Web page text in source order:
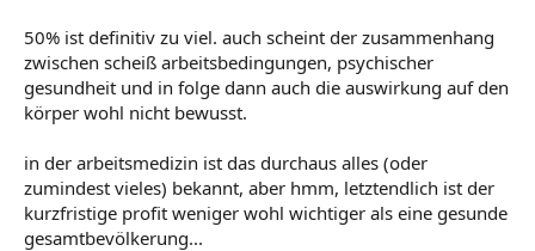
50% ist definitiv zu viel. auch scheint der zusammenhang
zwischen scheiß arbeitsbedingungen, psychischer
gesundheit und in folge dann auch die auswirkung auf den
körper wohl nicht bewusst.
in der arbeitsmedizin ist das durchaus alles (oder
zumindest vieles) bekannt, aber hmm, letztendlich ist der
kurzfristige profit weniger wohl wichtiger als eine gesunde
gesamtbevölkerung...